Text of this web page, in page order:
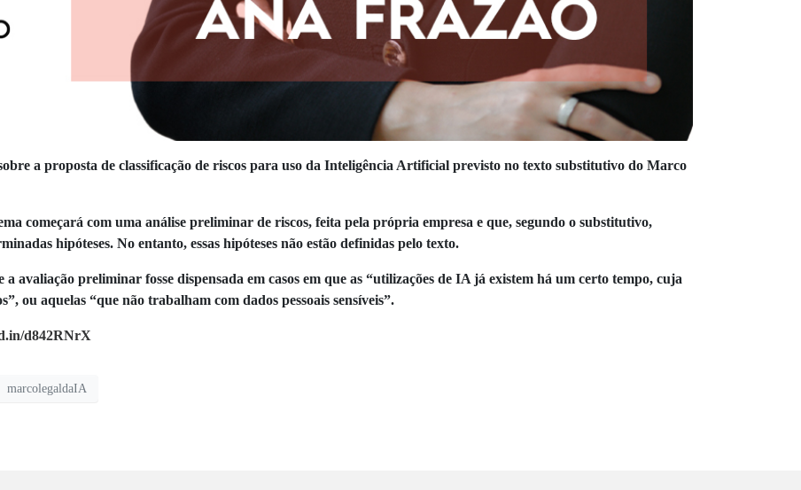
a proposta de classificação de riscos para uso da Inteligência Artificial previsto no texto substitutivo do Marco
começará com uma análise preliminar de riscos, feita pela própria empresa e que, segundo o substitutivo,
hipóteses. No entanto, essas hipóteses não estão definidas pelo texto.
avaliação preliminar fosse dispensada em casos em que as “utilizações de IA já existem há um certo tempo, cuja
ou aquelas “que não trabalham com dados pessoais sensíveis”.
d842RNrX
marcolegaldaIA